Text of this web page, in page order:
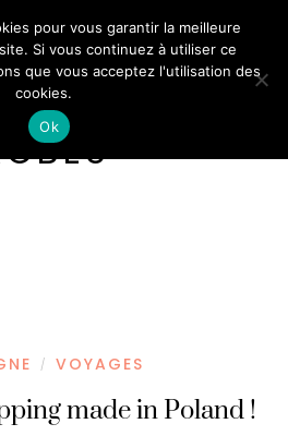
/ VOYAGES
made in Poland !
pour vous garantir la meilleure
Si vous continuez à utiliser ce
que vous acceptez l'utilisation des
cookies.
Ok